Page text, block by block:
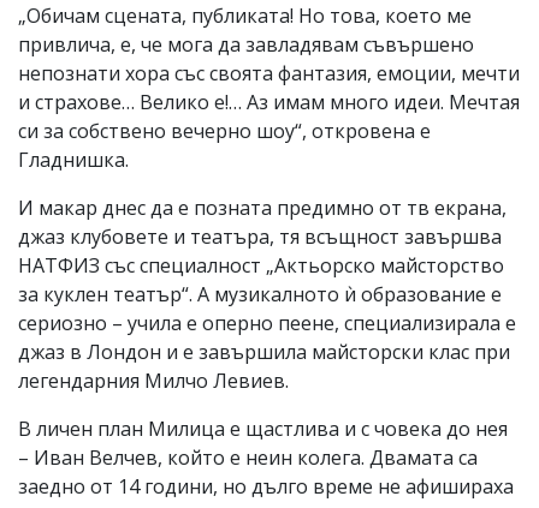
„Обичам сцената, публиката! Но това, което ме
привлича, е, че мога да завладявам съвършено
непознати хора със своята фантазия, емоции, мечти
и страхове… Велико е!… Аз имам много идеи. Мечтая
си за собствено вечерно шоу“, откровена е
Гладнишка.
И макар днес да е позната предимно от тв екрана,
джаз клубовете и театъра, тя всъщност завършва
НАТФИЗ със специалност „Актьорско майсторство
за куклен театър“. А музикалното ѝ образование е
сериозно – учила е оперно пеене, специализирала е
джаз в Лондон и е завършила майсторски клас при
легендарния Милчо Левиев.
В личен план Милица е щастлива и с човека до нея
– Иван Велчев, който е неин колега. Двамата са
заедно от 14 години, но дълго време не афишираха